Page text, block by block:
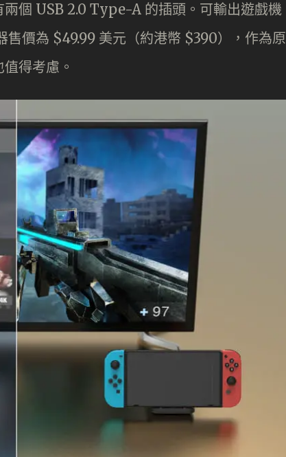
個 USB 2.0 Type-A 的插頭。可輸出遊戲機
價為 $49.99 美元（約港幣 $390），作為原
得考慮。